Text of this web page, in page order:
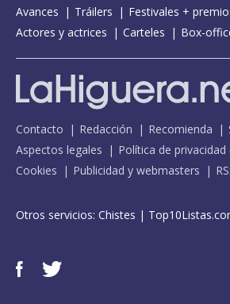
Avances
Tráilers
Festivales +
Actores y actrices
Carteles Box-
Contacto Redacción Recomienda
Aspectos legales
Política de privacidad
Cookies
Publicidad y webmasters
Otros servicios: Chistes |